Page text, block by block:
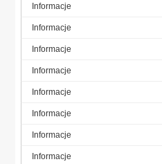
Informacje
Informacje
Informacje
Informacje
Informacje
Informacje
Informacje
Informacje